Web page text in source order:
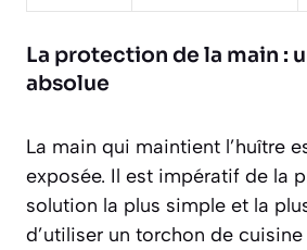
La protection de la main :
absolue
La main qui maintient l’huître
exposée. Il est impératif de la
solution la plus simple et la
d’utiliser un torchon de cuisine